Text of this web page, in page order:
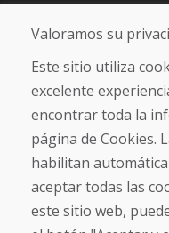
Blog
Sobre
Tienda
Envío y
Política
Valoramos su
Este sitio utiliza
excelente
encontrar toda la
página de Cookies.
habilitan
aceptar todas las
este sitio web,